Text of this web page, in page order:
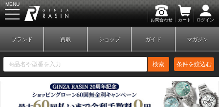
お問合わせ カート ログイン
MENU
新規会員登録 ログイン
ブランド 買取 ショップ ガイド マガジン
検索 条件を絞込む